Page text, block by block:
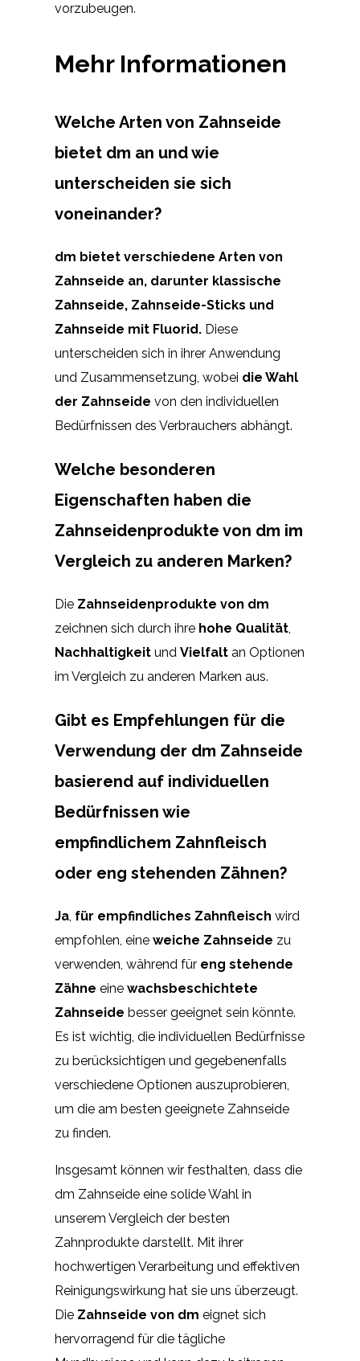
vorzubeugen.
Mehr Informationen
Welche Arten von Zahnseide
bietet dm an und wie
unterscheiden sie sich
voneinander?
dm bietet verschiedene Arten von
Zahnseide an, darunter klassische
Zahnseide, Zahnseide-Sticks und
Zahnseide mit Fluorid. Diese
unterscheiden sich in ihrer Anwendung
und Zusammensetzung, wobei die Wahl
der Zahnseide von den individuellen
Bedürfnissen des Verbrauchers abhängt.
Welche besonderen
Eigenschaften haben die
Zahnseidenprodukte von dm im
Vergleich zu anderen Marken?
Die Zahnseidenprodukte von dm
zeichnen sich durch ihre hohe Qualität,
Nachhaltigkeit und Vielfalt an Optionen
im Vergleich zu anderen Marken aus.
Gibt es Empfehlungen für die
Verwendung der dm Zahnseide
basierend auf individuellen
Bedürfnissen wie
empfindlichem Zahnfleisch
oder eng stehenden Zähnen?
Ja, für empfindliches Zahnfleisch wird
empfohlen, eine weiche Zahnseide zu
verwenden, während für eng stehende
Zähne eine wachsbeschichtete
Zahnseide besser geeignet sein könnte.
Es ist wichtig, die individuellen Bedürfnisse
zu berücksichtigen und gegebenenfalls
verschiedene Optionen auszuprobieren,
um die am besten geeignete Zahnseide
zu finden.
Insgesamt können wir festhalten, dass die
dm Zahnseide eine solide Wahl in
unserem Vergleich der besten
Zahnprodukte darstellt. Mit ihrer
hochwertigen Verarbeitung und effektiven
Reinigungswirkung hat sie uns überzeugt.
Die Zahnseide von dm eignet sich
hervorragend für die tägliche